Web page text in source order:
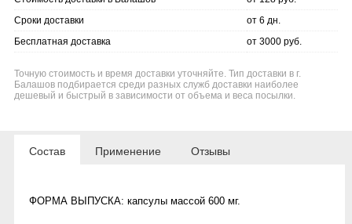
Сроки доставки
от 6 дн.
Бесплатная доставка
от 3000 руб.
Точную стоимость и время доставки уточняйте. Тип доставки в г.
Балашов подбирается среди разных служб доставки наиболее
дешевый и быстрый в зависимости от объема и веса посылки.
Состав Применение Отзывы
ФОРМА ВЫПУСКА: капсулы массой 600 мг.